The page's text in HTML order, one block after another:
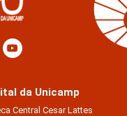
da Unicamp
Central Cesar Lattes